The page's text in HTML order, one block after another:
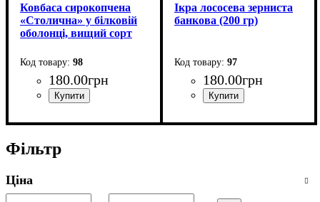
Ковбаса сирокопчена
«Столична» у білковій
оболонці, вищий сорт
16131-86
98
180.00грн
Ікра лососева зерниста
банкова (200 гр)
97
180.00грн
Фільтр
Ціна